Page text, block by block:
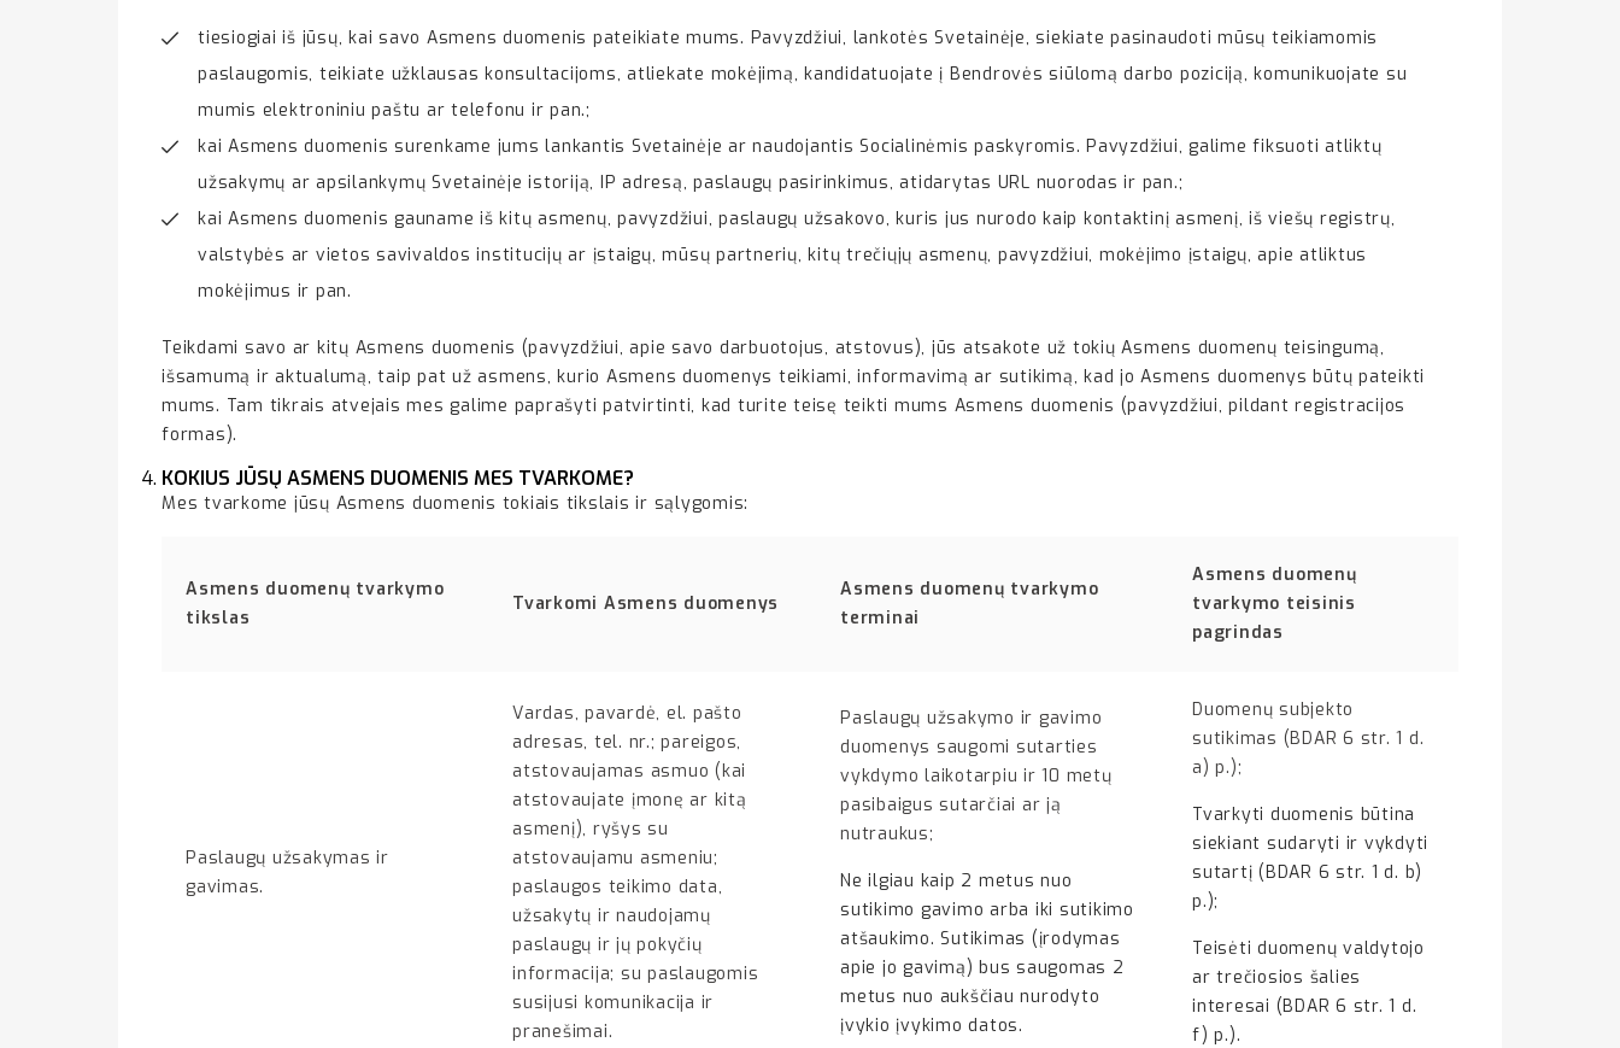
tiesiogiai iš jūsų, kai savo Asmens duomenis pateikiate mums. Pavyzdžiui, lankotės Svetainėje, siekiate pasinaudoti mūsų teikiamomis
paslaugomis, teikiate užklausas konsultacijoms, atliekate mokėjimą, kandidatuojate į Bendrovės siūlomą darbo poziciją, komunikuojate su
mumis elektroniniu paštu ar telefonu ir pan.;
kai Asmens duomenis surenkame jums lankantis Svetainėje ar naudojantis Socialinėmis paskyromis. Pavyzdžiui, galime fiksuoti atliktų
užsakymų ar apsilankymų Svetainėje istoriją, IP adresą, paslaugų pasirinkimus, atidarytas URL nuorodas ir pan.;
kai Asmens duomenis gauname iš kitų asmenų, pavyzdžiui, paslaugų užsakovo, kuris jus nurodo kaip kontaktinį asmenį, iš viešų registrų,
valstybės ar vietos savivaldos institucijų ar įstaigų, mūsų partnerių, kitų trečiųjų asmenų, pavyzdžiui, mokėjimo įstaigų, apie atliktus
mokėjimus ir pan.
Teikdami savo ar kitų Asmens duomenis (pavyzdžiui, apie savo darbuotojus, atstovus), jūs atsakote už tokių Asmens duomenų teisingumą,
išsamumą ir aktualumą, taip pat už asmens, kurio Asmens duomenys teikiami, informavimą ar sutikimą, kad jo Asmens duomenys būtų pateikti
mums. Tam tikrais atvejais mes galime paprašyti patvirtinti, kad turite teisę teikti mums Asmens duomenis (pavyzdžiui, pildant registracijos
formas).
KOKIUS JŪSŲ ASMENS DUOMENIS MES TVARKOME?
Mes tvarkome jūsų Asmens duomenis tokiais tikslais ir sąlygomis:
Asmens duomenų tvarkymo
tikslas
Tvarkomi Asmens duomenys
Asmens duomenų tvarkymo
terminai
Asmens duomenų
tvarkymo teisinis
pagrindas
Paslaugų užsakymas ir
gavimas.
Vardas, pavardė, el. pašto
adresas, tel. nr.; pareigos,
atstovaujamas asmuo (kai
atstovaujate įmonę ar kitą
asmenį), ryšys su
atstovaujamu asmeniu;
paslaugos teikimo data,
užsakytų ir naudojamų
paslaugų ir jų pokyčių
informacija; su paslaugomis
susijusi komunikacija ir
pranešimai.
Paslaugų užsakymo ir gavimo
duomenys saugomi sutarties
vykdymo laikotarpiu ir 10 metų
pasibaigus sutarčiai ar ją
nutraukus;
Ne ilgiau kaip 2 metus nuo
sutikimo gavimo arba iki sutikimo
atšaukimo. Sutikimas (įrodymas
apie jo gavimą) bus saugomas 2
metus nuo aukščiau nurodyto
įvykio įvykimo datos.
Duomenų subjekto
sutikimas (BDAR 6 str. 1 d.
a) p.);
Tvarkyti duomenis būtina
siekiant sudaryti ir vykdyti
sutartį (BDAR 6 str. 1 d. b)
p.);
Teisėti duomenų valdytojo
ar trečiosios šalies
interesai (BDAR 6 str. 1 d.
f) p.).